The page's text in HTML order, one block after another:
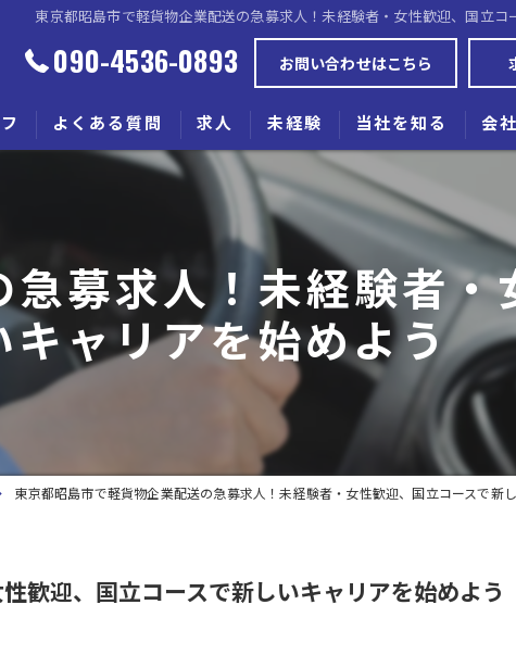
東京都昭島市で軽貨物企業配送の急募求人！未経験者・女性歓迎、国立コ
090-4536-0893 お問い合わせはこちら
よくある質問 求人 未経験 当社を知る
女性
高収入
業務委託
働きやすい
会
募求人！未経験者・
ャリアを始めよう
東京都昭島市で軽貨物企業配送の急募求人！未経験者・女性歓迎、国立コースで新
歓迎、国立コースで新しいキャリアを始めよう